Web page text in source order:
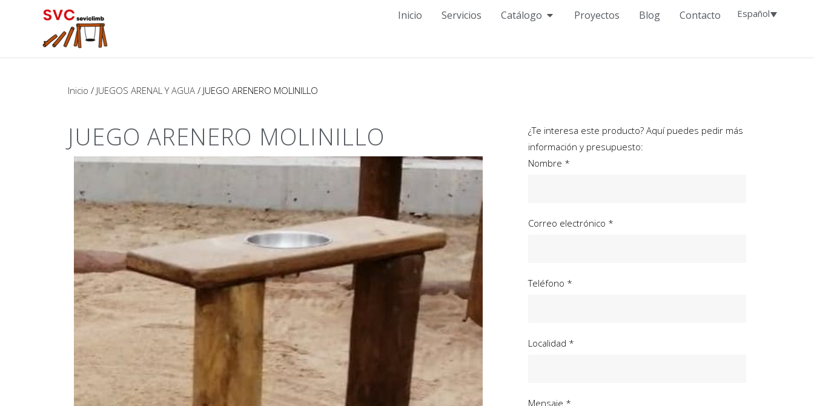
Inicio Servicios Catálogo Proyectos Blog Contacto Español
Inicio / JUEGOS ARENAL Y AGUA / JUEGO ARENERO MOLINILLO
JUEGO ARENERO MOLINILLO
¿Te interesa este producto? Aquí puedes pedir más
información y presupuesto:
Nombre *
Correo electrónico *
Teléfono *
Localidad *
Mensaje *